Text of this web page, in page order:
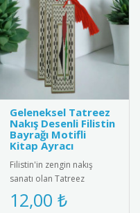
Geleneksel Tatreez
Nakış Desenli Filistin
Bayrağı Motifli
Kitap Ayracı
Filistin'in zengin nakış
sanatı olan Tatreez
motiflerinin ve ulusal
kimliğin sembolü Filistin
12,00 ₺